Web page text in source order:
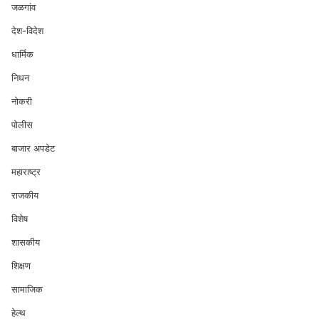
जळगांव
देश-विदेश
धार्मिक
निधन
नोकरी
पोलीस
बाजार अपडेट
महाराष्ट्र
राजकीय
विशेष
शासकीय
शिक्षण
सामाजिक
हेल्थ